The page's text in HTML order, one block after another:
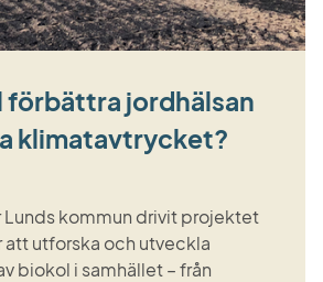
förbättra jordhälsan
klimatavtrycket?
Lunds kommun drivit projektet
att utforska och utveckla
biokol i samhället – från